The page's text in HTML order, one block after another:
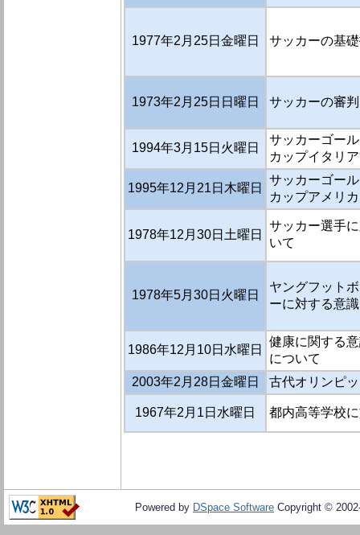
1977年2月25日金曜日 サッカーの基
1973年2月25日日曜日 サッカーの審
1994年3月15日火曜日
サッカーゴー
カップイタリア
1995年12月21日木曜日
サッカーゴー
カップアメリカ
1978年12月30日土曜日
サッカー選手
いて
1978年5月30日火曜日
ヤングフット
ーに対する意
1986年12月10日水曜日
健康に関する
について
2003年2月28日金曜日
古代オリンピ
1967年2月1日水曜日 都内高等学校
Powered by DSpace Software Copyright ©